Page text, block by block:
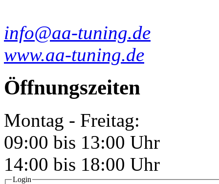
info@aa-tuning.de
www.aa-tuning.de
Öffnungszeiten
Montag - Freitag:
09:00 bis 13:00 Uhr
14:00 bis 18:00 Uhr
Login